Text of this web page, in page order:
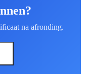
na afronding.